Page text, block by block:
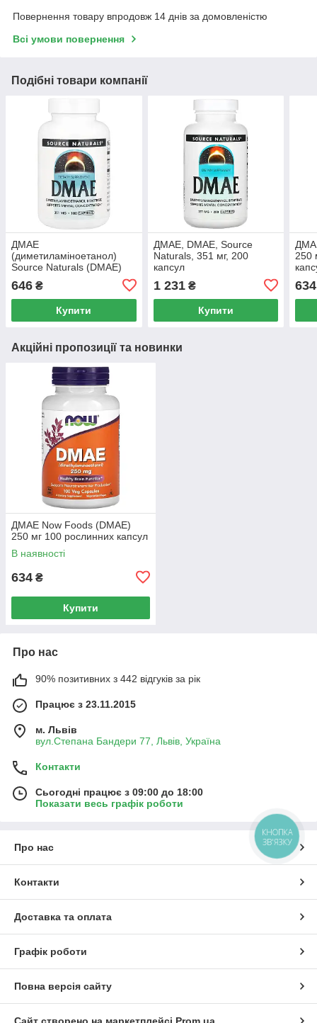
Повернення товару впродовж 14 днів за домовленістю
Всі умови повернення
Подібні товари компанії
ДМАЕ
(диметиламіноетанол)
Source Naturals (DMAE)
646 ₴
Купити
ДМАЕ, DMAE, Source
Naturals, 351 мг, 200
капсул
1 231₴
Купити
250
634
Акційні пропозиції та новинки
ДМАЕ Now Foods (DMAE)
250 мг 100 рослинних капсул
В наявності
634 ₴
Купити
Про нас
90% позитивних з 442 відгуків за рік
Працює з 23.11.2015
м. Львів
вул.Степана Бандери 77, Львів, Україна
Контакти
Сьогодні працює з 09:00 до 18:00
Показати весь графік роботи
Про нас
Контакти
Доставка та оплата
Графік роботи
Повна версія сайту
КНОПКА
ЗВ'ЯЗКУ